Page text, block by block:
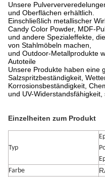
Unsere
und Oberflächen erhältlich.
Einschließlich metallischer
Candy Color Powder, MDF-
und andere Spezialeffekte,
von Stahlmöbeln machen,
und Outdoor-Metallprodukte
Autoteile
Unsere Produkte haben eine
Salzspritzbeständigkeit,
Korrosionsbeständigkeit,
und UV-
Einzelheiten zum Produkt
Typ
Farbe